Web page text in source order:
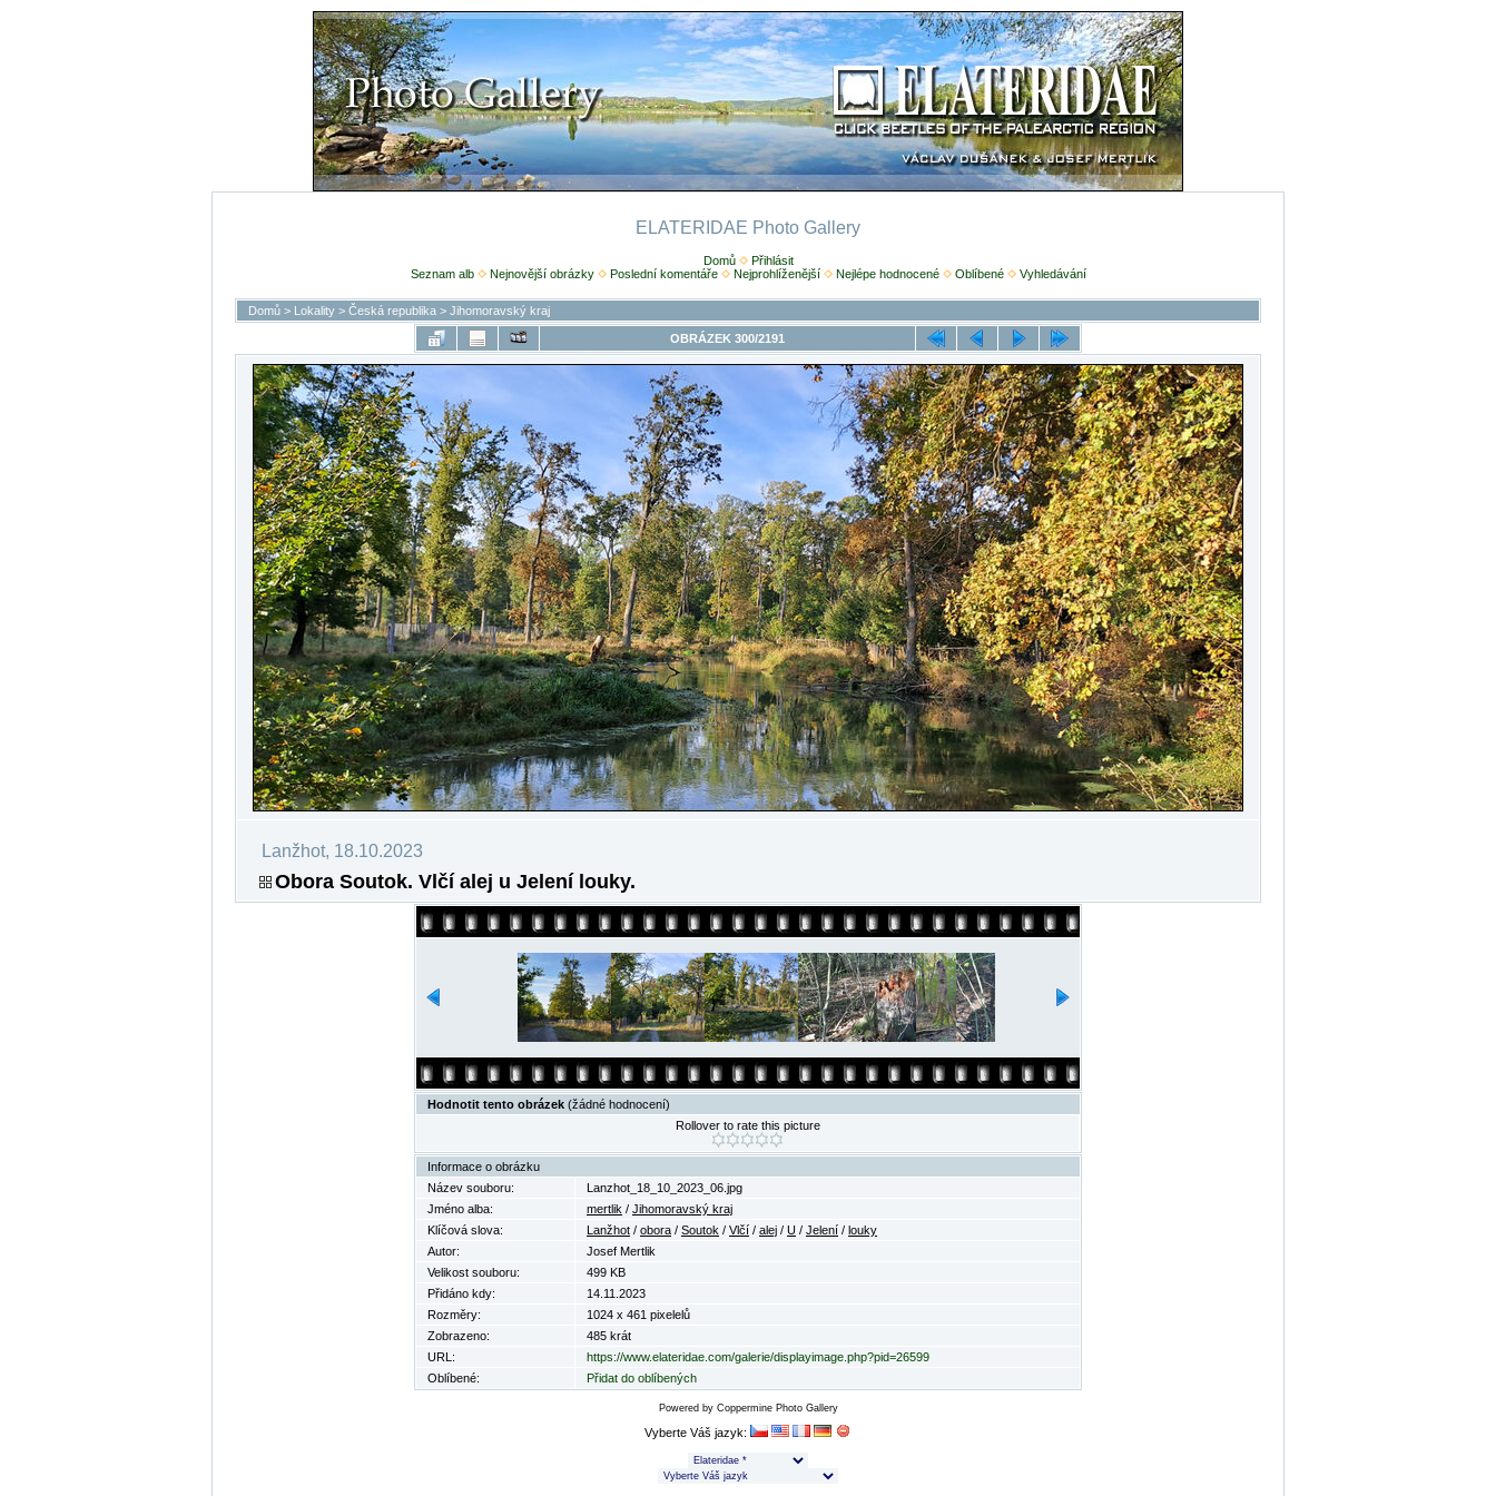
ELATERIDAE Photo Gallery
Domů
Přihlásit
Seznam alb
Nejnovější obrázky Poslední komentáře Nejprohlíženější Nejlépe hodnocené Oblíbené Vyhledávání
Domů > Lokality > Česká republika > Jihomoravský kraj
OBRÁZEK 300/2191
Lanžhot, 18.10.2023
Obora Soutok. Vlčí alej u Jelení louky.
Hodnotit tento obrázek (žádné hodnocení)
Rollover to rate this picture
Informace o obrázku
Název souboru:
Lanzhot_18_10_2023_06.jpg
Jméno alba:
mertlik / Jihomoravský kraj
Klíčová slova:
Lanžhot / obora / Soutok / Vlčí / alej / U / Jelení / louky
Autor:
Josef Mertlik
Velikost souboru:
499 KB
Přidáno kdy:
14.11.2023
Rozměry:
1024 x 461 pixelelů
Zobrazeno:
485 krát
URL:
https://www.elateridae.com/galerie/displayimage.php?pid=26599
Oblíbené:
Přidat do oblíbených
Powered by Coppermine Photo Gallery
Vyberte Váš jazyk: